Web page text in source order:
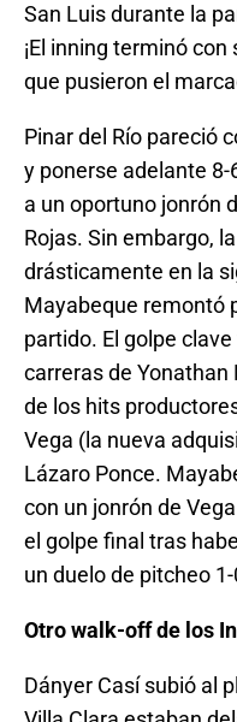
San Luis durante la
¡El inning terminó
que pusieron el
Pinar del Río pareció
y ponerse adelante
a un oportuno jonrón
Rojas. Sin embargo,
drásticamente en la
Mayabeque remontó
partido. El golpe
carreras de
de los hits
Vega (la nueva
Lázaro Ponce.
con un jonrón de
el golpe final tras
un duelo de pitcheo
Otro walk-off de los
Dányer Casí subió al